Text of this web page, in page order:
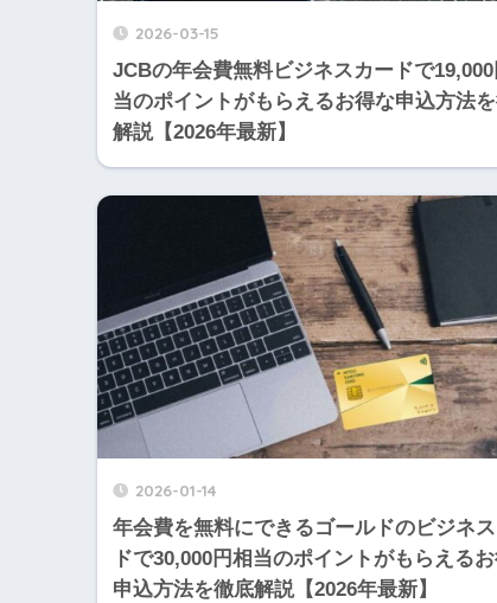
2026-03-15
JCBの年会費無料ビジネスカードで19,000
当のポイントがもらえるお得な申込方法
解説【2026年最新】
2026-01-14
年会費を無料にできるゴールドのビジネ
ドで30,000円相当のポイントがもらえる
申込方法を徹底解説【2026年最新】